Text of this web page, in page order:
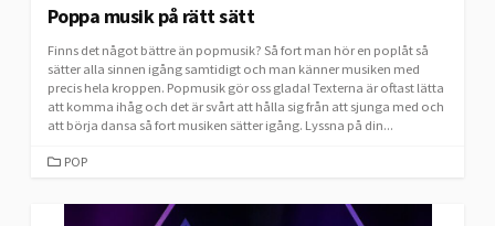
Poppa musik på rätt sätt
Finns det något bättre än popmusik? Så fort man hör en poplåt så
sätter alla sinnen igång samtidigt och man känner musiken med
precis hela kroppen. Popmusik gör oss glada! Texterna är oftast lätta
att komma ihåg och det är svårt att hålla sig från att sjunga med och
att börja dansa så fort musiken sätter igång. Lyssna på din...
CATEGORIES
POP